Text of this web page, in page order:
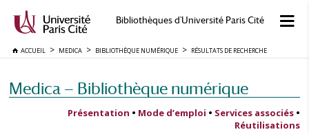
Bibliothèques d'Université Paris Cité
ACCUEIL MEDICA BIBLIOTHÈQUE NUMÉRIQUE RÉSULTATS DE RECHERCHE
Medica — Bibliothèque numérique
Présentation • Mode d’emploi • Services associés •
Réutilisations